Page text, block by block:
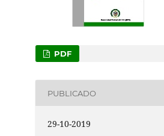
PDF
PUBLICADO
29-10-2019